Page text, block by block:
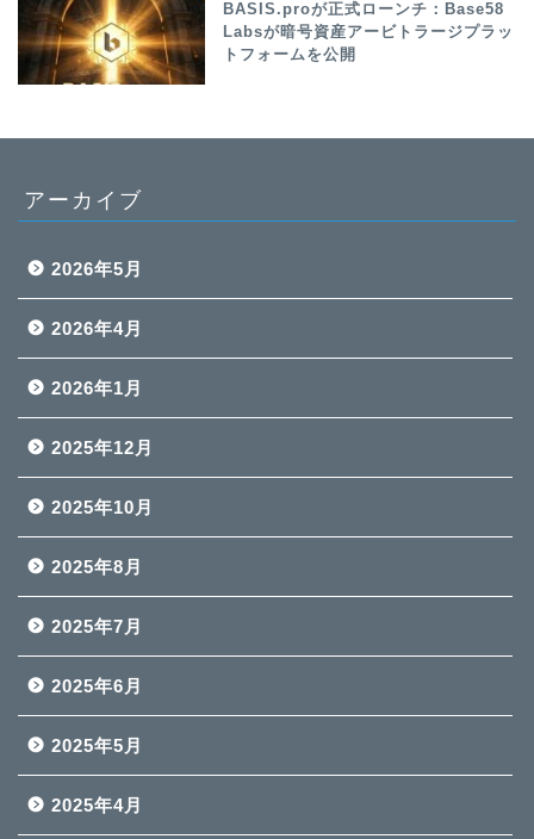
BASIS.proが正式ローンチ：Base58
Labsが暗号資産アービトラージプラッ
トフォームを公開
アーカイブ
2026年5月
2026年4月
2026年1月
2025年12月
2025年10月
2025年8月
2025年7月
2025年6月
2025年5月
2025年4月